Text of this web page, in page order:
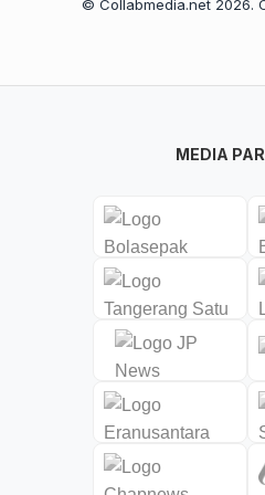
© Collabmedia.net 2026.
MEDIA